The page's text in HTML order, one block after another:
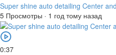
Super shine auto detailing Center
5 Просмотры · 1 год тому назад
0:37